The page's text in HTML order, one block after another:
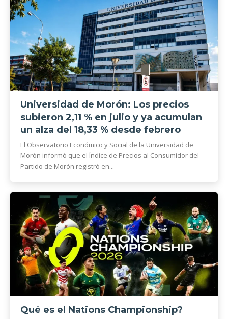
Universidad de Morón: Los precios
subieron 2,11 % en julio y ya acumulan
un alza del 18,33 % desde febrero
El Observatorio Económico y Social de la Universidad de
Morón informó que el Índice de Precios al Consumidor del
Partido de Morón registró en...
Qué es el Nations Championship?